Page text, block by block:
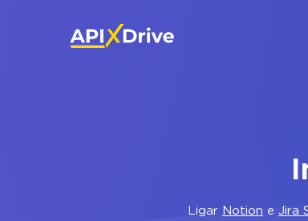
Ligar Notion e Jira